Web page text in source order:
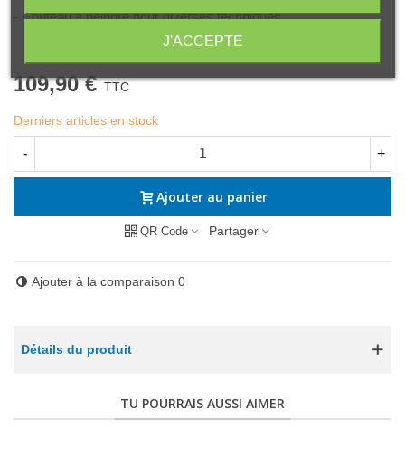
- Couteau à peindre pour diverses techniques
109,90 € TTC
Derniers articles en stock
- +
Ajouter au panier
QR Code Partager
Ajouter à la comparaison 0
Détails du produit
TU POURRAIS AUSSI AIMER
J'ACCEPTE